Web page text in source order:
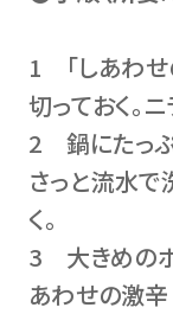
1 「しあわせ
切っておく。
2 鍋にたっぷ
さっと流水で
く。
3 大きめのボ
あわせの激